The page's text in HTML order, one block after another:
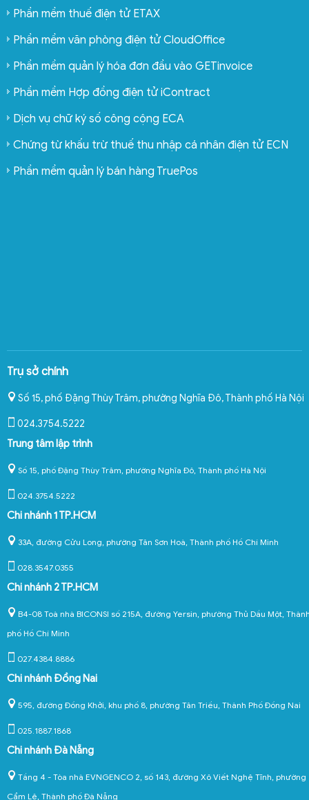
Phần mềm thuế điện tử ETAX
Phần mềm văn phòng điện tử CloudOffice
Phần mềm quản lý hóa đơn đầu vào GETinvoice
Phần mềm Hợp đồng điện tử iContract
Dịch vụ chữ ký số công cộng ECA
Chứng từ khấu trừ thuế thu nhập cá nhân điện tử ECN
Phần mềm quản lý bán hàng TruePos
Trụ sở chính
Số 15, phố Đặng Thùy Trâm, phường Nghĩa Đô,Thành phố Hà Nội
024.3754.5222
Trung tâm lập trình
Số 15, phố Đặng Thùy Trâm, phường Nghĩa Đô, Thành phố Hà Nội
024.3754.5222
Chi nhánh 1 TP.HCM
33A, đường Cửu Long, phường Tân Sơn Hoà, Thành phố Hồ Chí Minh
028.3547.0355
Chi nhánh 2 TP.HCM
B4-08 Toà nhà BICONSI số 215A, đường Yersin, phường Thủ Dầu Một,
phố Hồ Chí Minh
027.4384.8886
Chi nhánh Đồng Nai
595, đường Đồng Khởi, khu phố 8, phường Tân Triều, Thành Phố Đồng Nai
025.1887.1868
Chi nhánh Đà Nẵng
Tầng 4 - Tòa nhà EVNGENCO 2, số 143, đường Xô Viết Nghệ Tĩnh, phường
Cẩm Lệ, Thành phố Đà Nẵng